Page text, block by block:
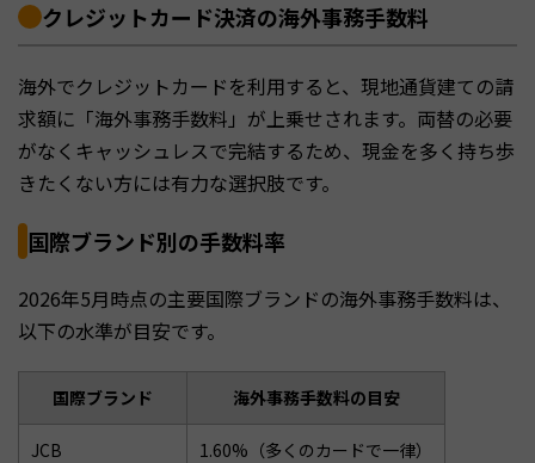
クレジットカード決済の海外事務手数料
海外でクレジットカードを利用すると、現地通貨建ての請
求額に「海外事務手数料」が上乗せされます。両替の必要
がなくキャッシュレスで完結するため、現金を多く持ち歩
きたくない方には有力な選択肢です。
国際ブランド別の手数料率
2026年5月時点の主要国際ブランドの海外事務手数料は、
以下の水準が目安です。
国際ブランド 海外事務手数料の目安
JCB 1.60%（多くのカードで一律）